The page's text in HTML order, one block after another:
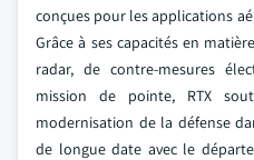
conçues pour les applications
Grâce à ses capacités en
radar, de contre-mesures
mission de pointe, RTX
modernisation de la défense
de longue date avec le